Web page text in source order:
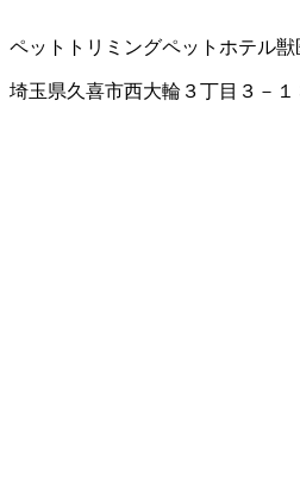
ペットトリミングペットホテル獣
埼玉県久喜市西大輪３丁目３－１